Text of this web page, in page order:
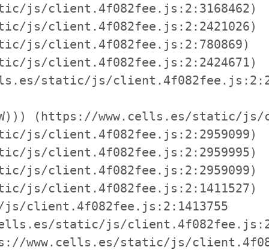
js/client.4f082fee.js:2:3168462)
js/client.4f082fee.js:2:2421026)
js/client.4f082fee.js:2:780869)
js/client.4f082fee.js:2:2424671)
static/js/
(https://www.cells.es/static/
js/client.4f082fee.js:2:2959099)
js/client.4f082fee.js:2:2959995)
js/client.4f082fee.js:2:2959099)
js/client.4f082fee.js:2:1411527)
client.4f082fee.js:2:1413755
static/js/
www.cells.es/static/js/